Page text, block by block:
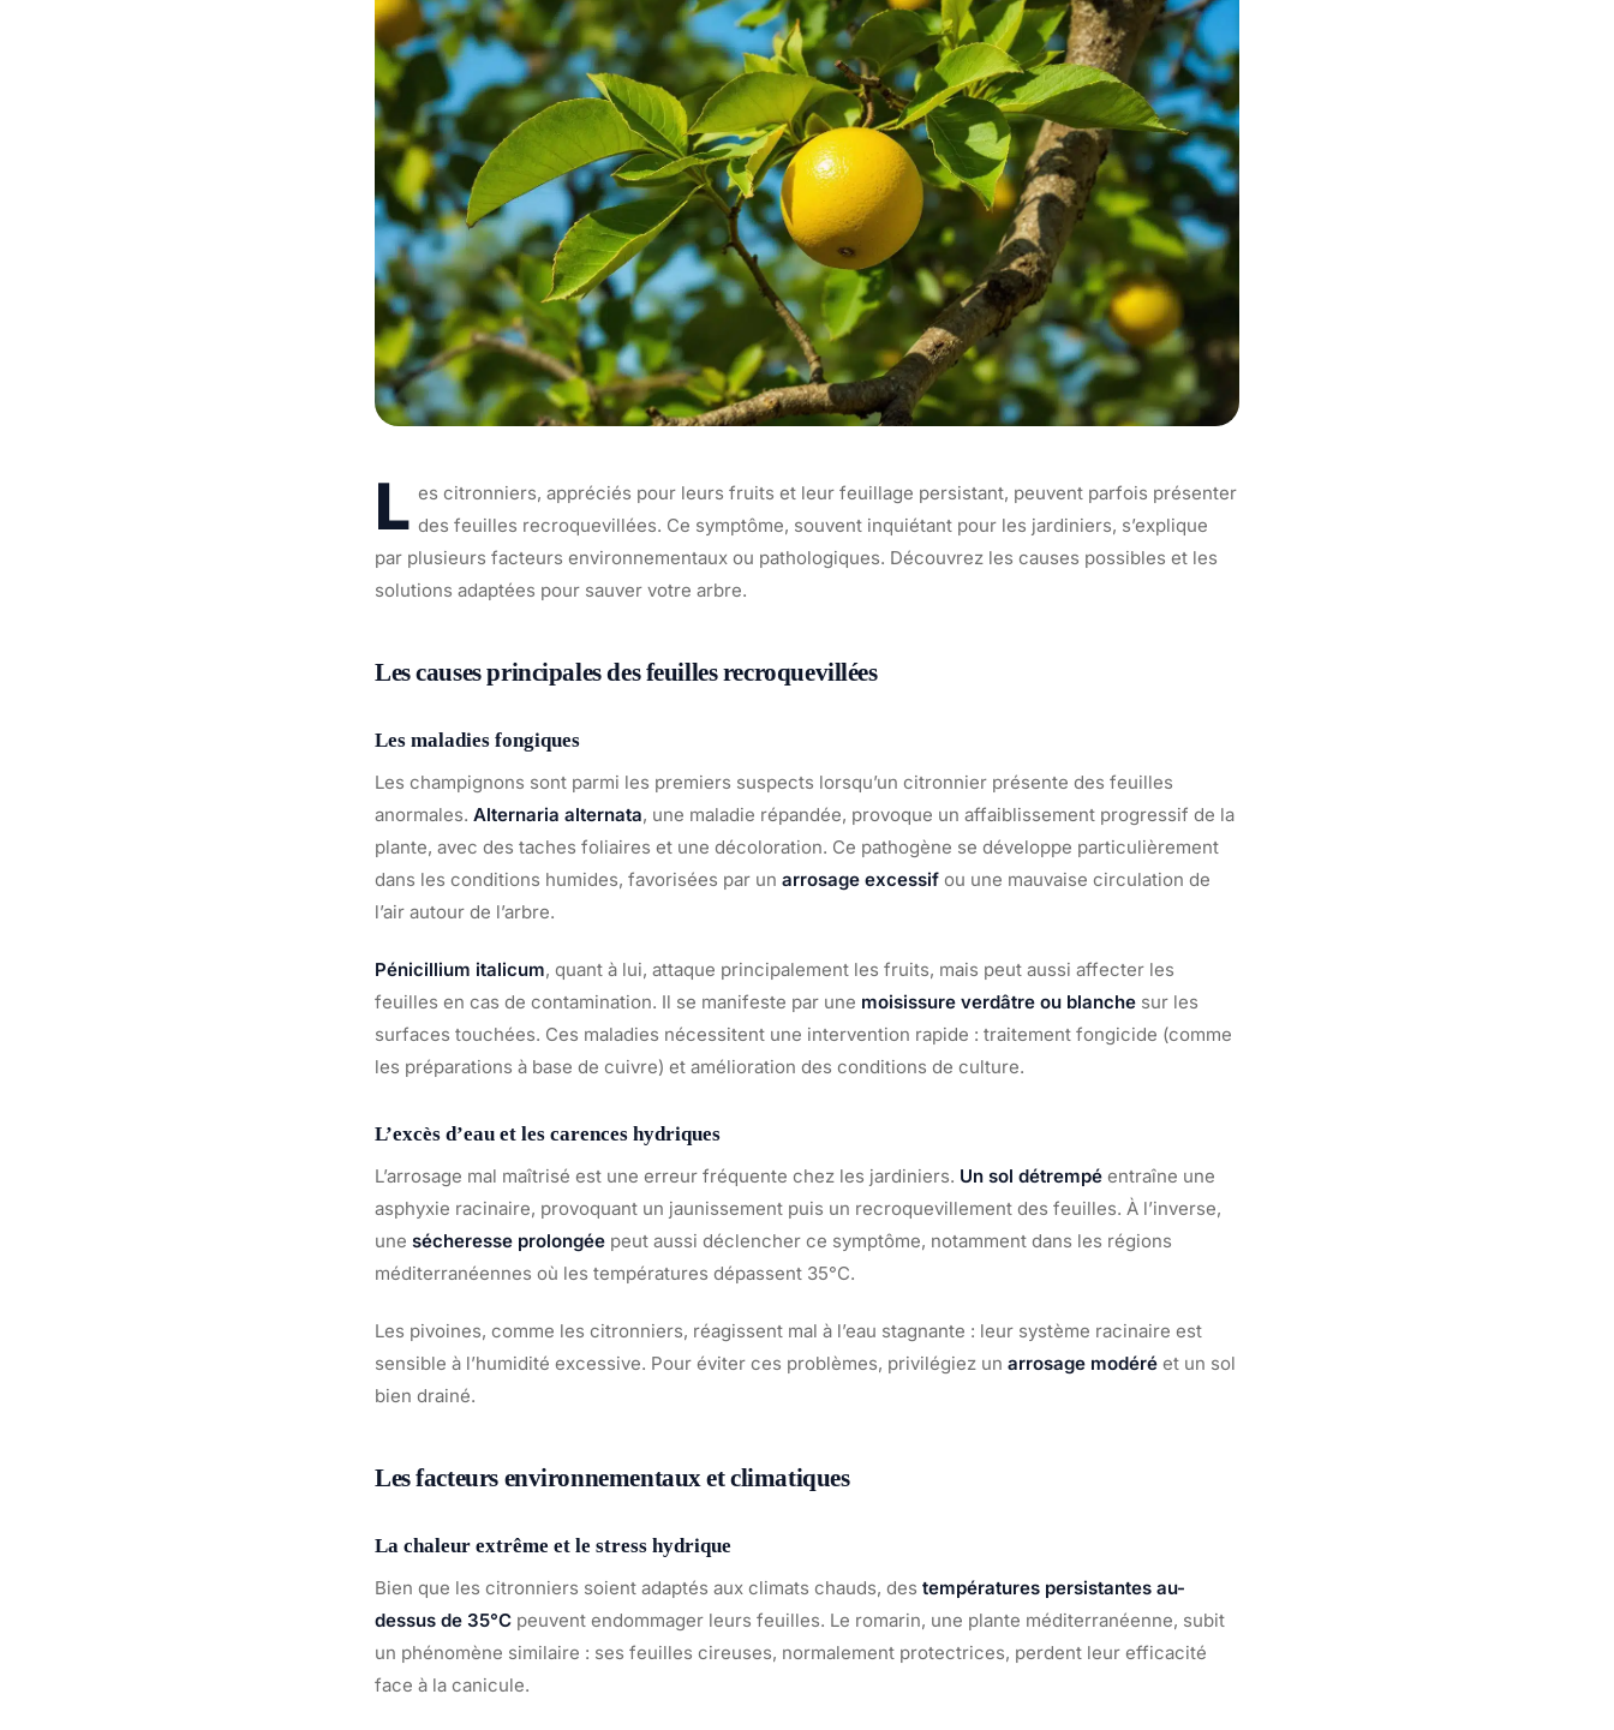
L es citronniers, appréciés pour leurs fruits et leur feuillage persistant, peuvent parfois présenter
des feuilles recroquevillées. Ce symptôme, souvent inquiétant pour les jardiniers, s’explique
par plusieurs facteurs environnementaux ou pathologiques. Découvrez les causes possibles et les
solutions adaptées pour sauver votre arbre.
Les causes principales des feuilles recroquevillées
Les maladies fongiques
Les champignons sont parmi les premiers suspects lorsqu’un citronnier présente des feuilles
anormales. Alternaria alternata, une maladie répandée, provoque un affaiblissement progressif de la
plante, avec des taches foliaires et une décoloration. Ce pathogène se développe particulièrement
dans les conditions humides, favorisées par un arrosage excessif ou une mauvaise circulation de
l’air autour de l’arbre.
Pénicillium italicum, quant à lui, attaque principalement les fruits, mais peut aussi affecter les
feuilles en cas de contamination. Il se manifeste par une moisissure verdâtre ou blanche sur les
surfaces touchées. Ces maladies nécessitent une intervention rapide : traitement fongicide (comme
les préparations à base de cuivre) et amélioration des conditions de culture.
L’excès d’eau et les carences hydriques
L’arrosage mal maîtrisé est une erreur fréquente chez les jardiniers. Un sol détrempé entraîne une
asphyxie racinaire, provoquant un jaunissement puis un recroquevillement des feuilles. À l’inverse,
une sécheresse prolongée peut aussi déclencher ce symptôme, notamment dans les régions
méditerranéennes où les températures dépassent 35°C.
Les pivoines, comme les citronniers, réagissent mal à l’eau stagnante : leur système racinaire est
sensible à l’humidité excessive. Pour éviter ces problèmes, privilégiez un arrosage modéré et un sol
bien drainé.
Les facteurs environnementaux et climatiques
La chaleur extrême et le stress hydrique
Bien que les citronniers soient adaptés aux climats chauds, des températures persistantes au-
dessus de 35°C peuvent endommager leurs feuilles. Le romarin, une plante méditerranéenne, subit
un phénomène similaire : ses feuilles cireuses, normalement protectrices, perdent leur efficacité
face à la canicule.